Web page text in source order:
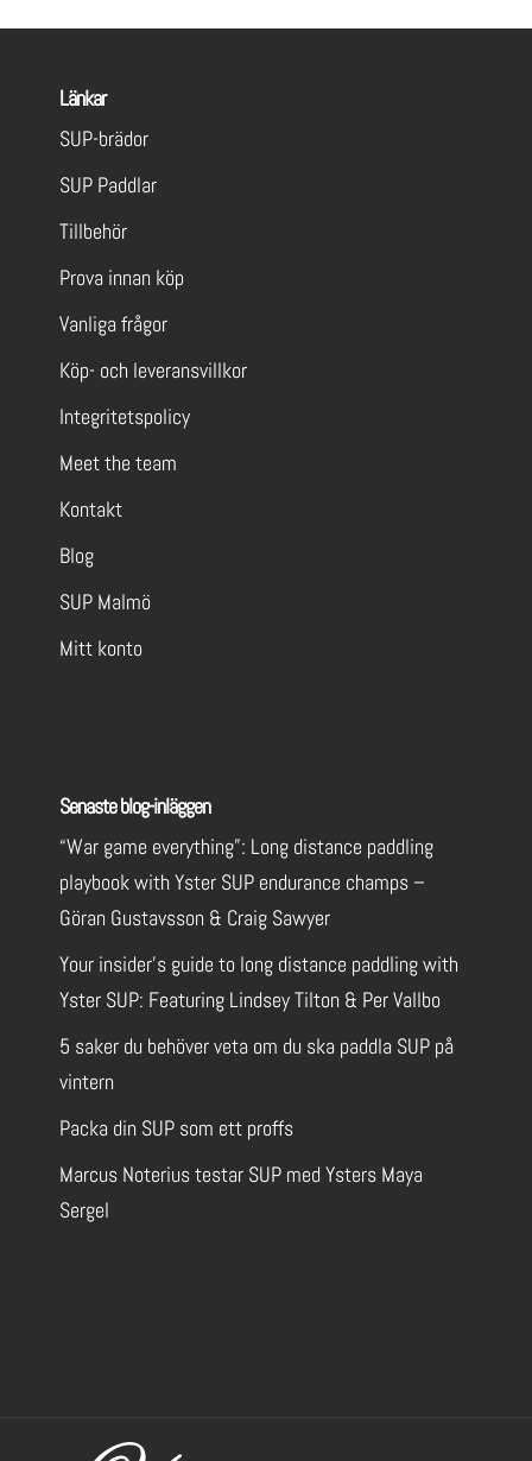
Länkar
SUP-brädor
SUP Paddlar
Tillbehör
Prova innan köp
Vanliga frågor
Köp- och leveransvillkor
Integritetspolicy
Meet the team
Kontakt
Blog
SUP Malmö
Mitt konto
Senaste blog-inläggen
“War game everything”: Long distance paddling
playbook with Yster SUP endurance champs –
Göran Gustavsson & Craig Sawyer
Your insider’s guide to long distance paddling with
Yster SUP: Featuring Lindsey Tilton & Per Vallbo
5 saker du behöver veta om du ska paddla SUP på
vintern
Packa din SUP som ett proffs
Marcus Noterius testar SUP med Ysters Maya
Sergel